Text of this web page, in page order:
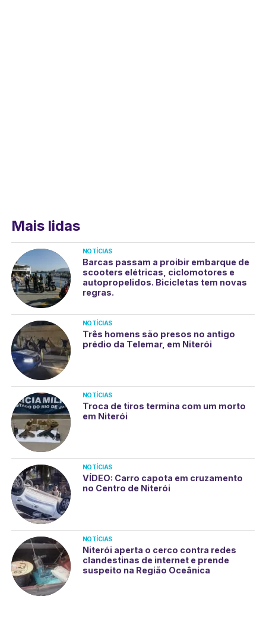
Mais lidas
NOTÍCIAS
Barcas passam a proibir embarque de
scooters elétricas, ciclomotores e
autopropelidos. Bicicletas tem novas
regras.
NOTÍCIAS
Três homens são presos no antigo
prédio da Telemar, em Niterói
NOTÍCIAS
Troca de tiros termina com um morto
em Niterói
NOTÍCIAS
VÍDEO: Carro capota em cruzamento
no Centro de Niterói
NOTÍCIAS
Niterói aperta o cerco contra redes
clandestinas de internet e prende
suspeito na Região Oceânica